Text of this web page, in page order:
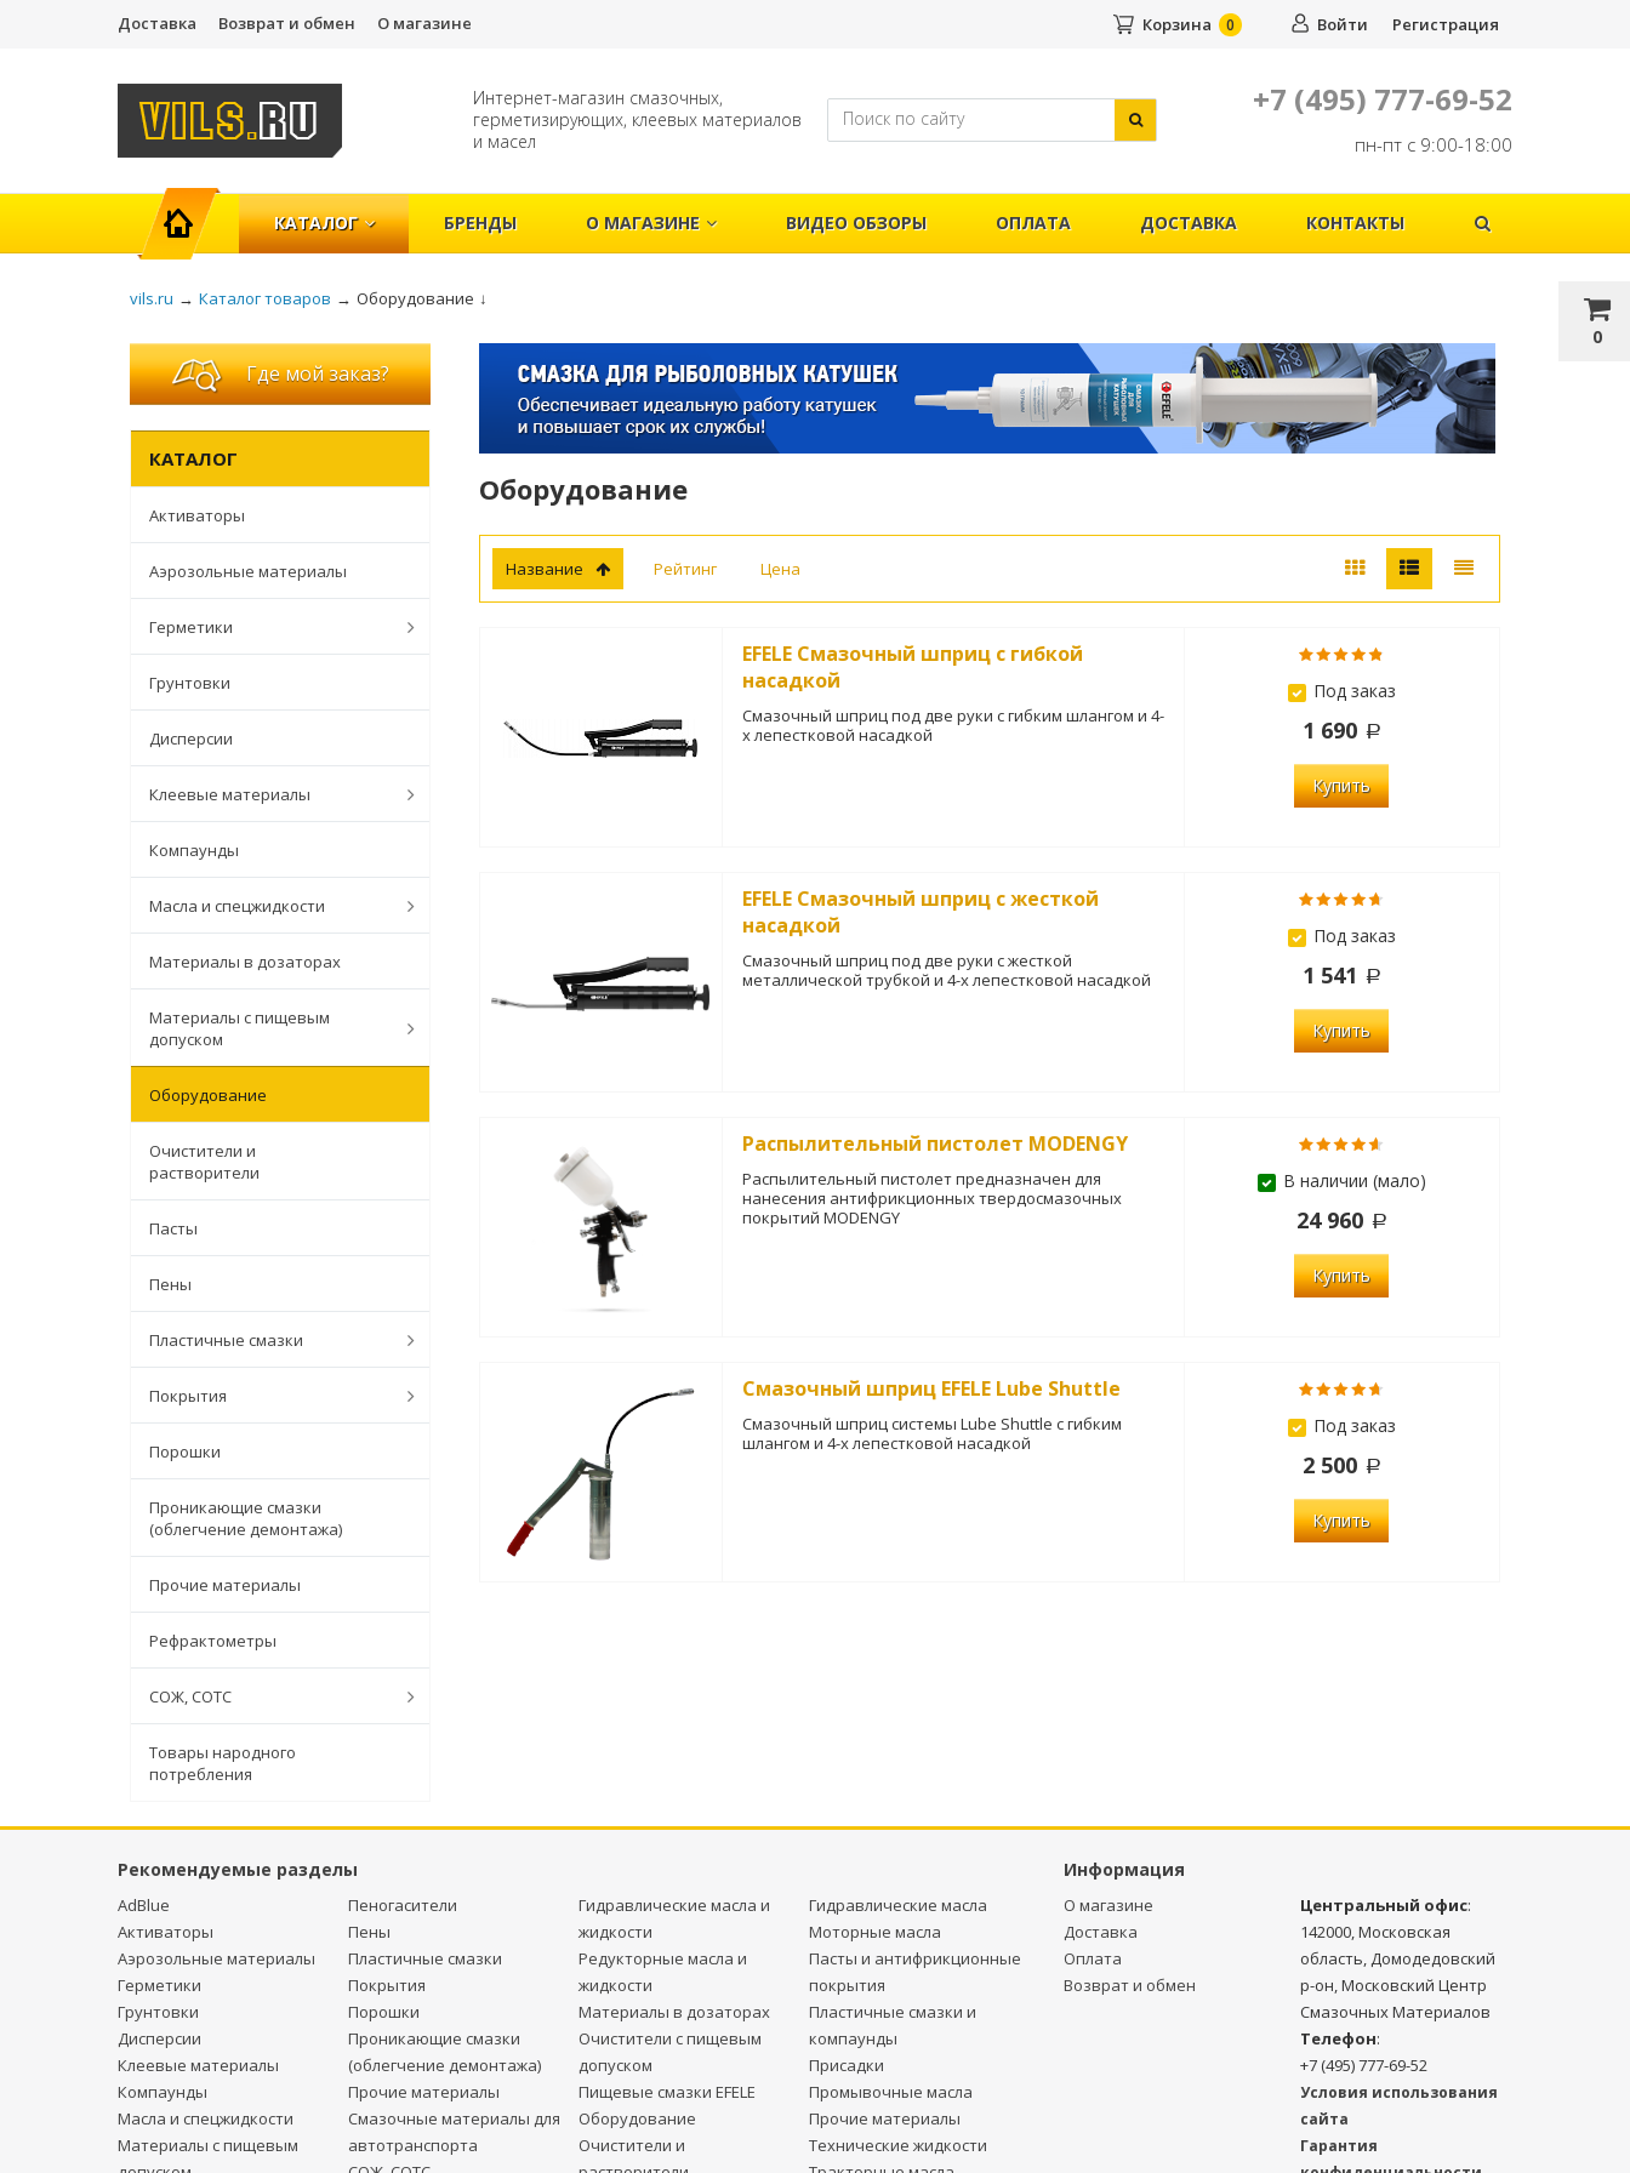
Доставка Возврат и обмен О магазине
0
Войти Регистрация
Корзина 0
Интернет-магазин смазочных,
герметизирующих, клеевых материалов
и масел
+7 (495) 777-69-52
пн-пт с 9:00-18:00
ГЛАВНАЯ
КАТАЛОГ БРЕНДЫ О МАГАЗИНЕ ВИДЕО ОБЗОРЫ ОПЛАТА ДОСТАВКА КОНТАКТЫ
vils.ru → Каталог товаров → Оборудование ↓
Где мой заказ?
КАТАЛОГ
Активаторы
Аэрозольные материалы
Герметики
Грунтовки
Дисперсии
Клеевые материалы
Компаунды
Масла и спецжидкости
Материалы в дозаторах
Материалы с пищевым
допуском
Оборудование
Очистители и
растворители
Пасты
Пены
Пластичные смазки
Покрытия
Порошки
Проникающие смазки
(облегчение демонтажа)
Прочие материалы
Рефрактометры
СОЖ, СОТС
Товары народного
потребления
Оборудование
Название Рейтинг Цена
EFELE Смазочный шприц с гибкой
насадкой
Смазочный шприц под две руки с гибким шлангом и 4-
х лепестковой насадкой
Под заказ
1 690
Купить
EFELE Смазочный шприц с жесткой
насадкой
Смазочный шприц под две руки с жесткой
металлической трубкой и 4-х лепестковой насадкой
Под заказ
1 541
Купить
Распылительный пистолет MODENGY
Распылительный пистолет предназначен для
нанесения антифрикционных твердосмазочных
покрытий MODENGY
В наличии (мало)
24 960
Купить
Смазочный шприц EFELE Lube Shuttle
Смазочный шприц системы Lube Shuttle с гибким
шлангом и 4-х лепестковой насадкой
Под заказ
2 500
Купить
Рекомендуемые разделы Информация
AdBlue
Активаторы
Аэрозольные материалы
Герметики
Грунтовки
Дисперсии
Клеевые материалы
Компаунды
Масла и спецжидкости
Материалы с пищевым
Пеногасители
Пены
Пластичные смазки
Покрытия
Порошки
Проникающие смазки
(облегчение демонтажа)
Прочие материалы
Смазочные материалы для
автотранспорта
Гидравлические масла и
жидкости
Редукторные масла и
жидкости
Материалы в дозаторах
Очистители с пищевым
допуском
Пищевые смазки EFELE
Оборудование
Очистители и
Гидравлические масла
Моторные масла
Пасты и антифрикционные
покрытия
Пластичные смазки и
компаунды
Присадки
Промывочные масла
Прочие материалы
Технические жидкости
О магазине
Доставка
Оплата
Возврат и обмен
Центральный офис:
142000, Московская
область, Домодедовский
р-он, Московский Центр
Смазочных Материалов
Телефон:
+7 (495) 777-69-52
Условия использования
сайта
Гарантия